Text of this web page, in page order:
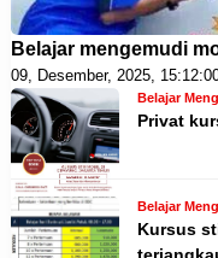
Belajar mengemudi
09, Desember, 2025,
Belajar
Privat
Belajar
Kursus